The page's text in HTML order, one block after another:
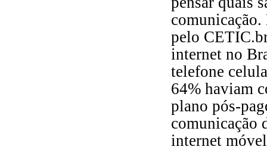
pelo
internet no
telefone
64% haviam
plano pós-
comunicação
internet